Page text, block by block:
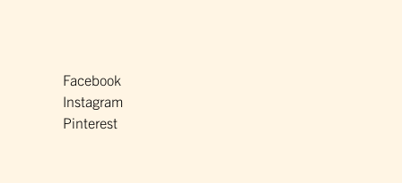
Facebook
Instagram
Pinterest